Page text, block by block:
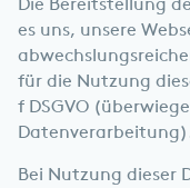
es uns, unsere
für die Nutzung
f DSGVO
Bei Nutzung dieser